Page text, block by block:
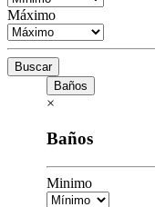
Máximo
Buscar
Baños
×
Baños
Minimo